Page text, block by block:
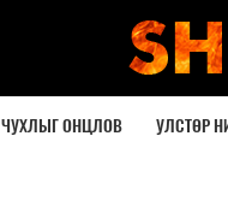
ЧУХЛЫГ ОНЦЛОВ УЛСТӨР